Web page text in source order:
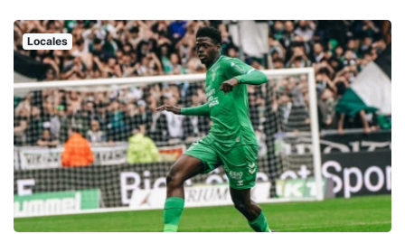
Locales